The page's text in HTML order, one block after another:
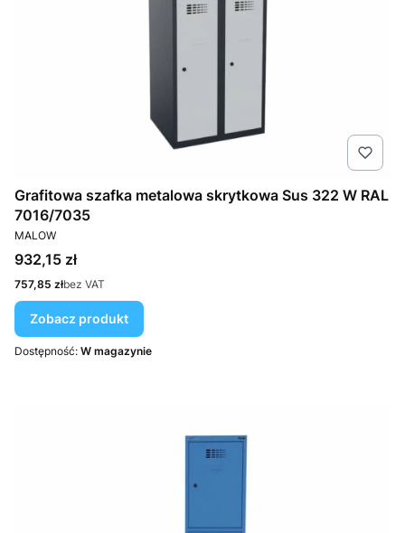
Grafitowa szafka metalowa skrytkowa Sus 322 W RAL
7016/7035
PRODUCENT
MALOW
Cena
932,15 zł
Cena
757,85 złbez VAT
Zobacz produkt
Dostępność: W magazynie